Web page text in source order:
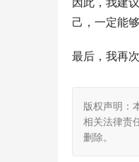
己，一定能
最后，我再
版权声明：
相关法律责
删除。